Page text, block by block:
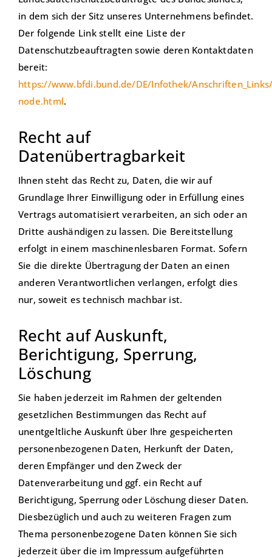
in dem sich der Sitz unseres Unternehmens befindet.
Der folgende Link stellt eine Liste der
Datenschutzbeauftragten sowie deren Kontaktdaten
bereit:
https://www.bfdi.bund.de/DE/Infothek/
node.html.
Recht auf
Datenübertragbarkeit
Ihnen steht das Recht zu, Daten, die wir auf
Grundlage Ihrer Einwilligung oder in Erfüllung eines
Vertrags automatisiert verarbeiten, an sich oder an
Dritte aushändigen zu lassen. Die Bereitstellung
erfolgt in einem maschinenlesbaren Format. Sofern
Sie die direkte Übertragung der Daten an einen
anderen Verantwortlichen verlangen, erfolgt dies
nur, soweit es technisch machbar ist.
Recht auf Auskunft,
Berichtigung, Sperrung,
Löschung
Sie haben jederzeit im Rahmen der geltenden
gesetzlichen Bestimmungen das Recht auf
unentgeltliche Auskunft über Ihre gespeicherten
personenbezogenen Daten, Herkunft der Daten,
deren Empfänger und den Zweck der
Datenverarbeitung und ggf. ein Recht auf
Berichtigung, Sperrung oder Löschung dieser Daten.
Diesbezüglich und auch zu weiteren Fragen zum
Thema personenbezogene Daten können Sie sich
jederzeit über die im Impressum aufgeführten